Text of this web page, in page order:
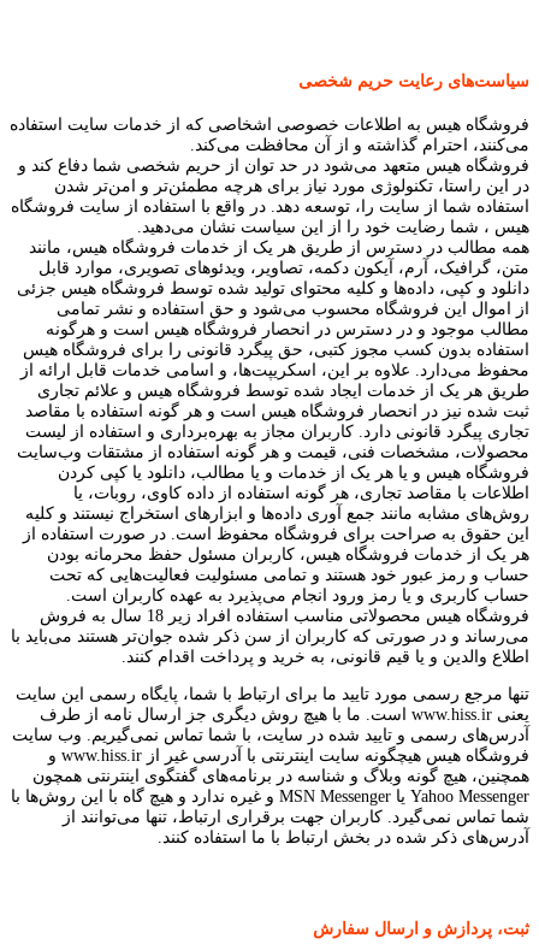
سیاست‏‌های رعایت حریم شخصی
فروشگاه هیس به اطلاعات خصوصی اشخاصى که از خدمات سایت استفاده
می‏‌کنند، احترام گذاشته و از آن محافظت می‏‌کند.
فروشگاه هیس متعهد می‏‌شود در حد توان از حریم شخصی شما دفاع کند و
در این راستا، تکنولوژی مورد نیاز برای هرچه مطمئن‏‌تر و امن‏‌تر شدن
استفاده شما از سایت را، توسعه دهد. در واقع با استفاده از سایت فروشگاه
هیس ، شما رضایت خود را از این سیاست نشان می‏‌دهید.
همه مطالب در دسترس از طریق هر یک از خدمات فروشگاه هیس، مانند
متن، گرافیک، آرم، آیکون دکمه، تصاویر، ویدئوهای تصویری، موارد قابل
دانلود و کپی، داده‌ها و کلیه محتوای تولید شده توسط فروشگاه هیس جزئی
از اموال این فروشگاه محسوب می‏‌شود و حق استفاده و نشر تمامی
مطالب موجود و در دسترس در انحصار فروشگاه هیس است و هرگونه
استفاده بدون کسب مجوز کتبی، حق پیگرد قانونی را برای فروشگاه هیس
محفوظ می‏‌دارد. علاوه بر این، اسکریپت‌ها، و اسامی خدمات قابل ارائه از
طریق هر یک از خدمات ایجاد شده توسط فروشگاه هیس و علائم تجاری
ثبت شده نیز در انحصار فروشگاه هیس است و هر گونه استفاده با مقاصد
تجاری پیگرد قانونی دارد. کاربران مجاز به بهره‌‏برداری و استفاده از لیست
محصولات، مشخصات فنی، قیمت و هر گونه استفاده از مشتقات وب‏‌سایت
فروشگاه هیس و یا هر یک از خدمات و یا مطالب، دانلود یا کپی کردن
اطلاعات با مقاصد تجاری، هر گونه استفاده از داده کاوی، روبات، یا
روش‌‏های مشابه مانند جمع آوری داده‌‏ها و ابزارهای استخراج نیستند و کلیه
این حقوق به صراحت برای فروشگاه محفوظ است. در صورت استفاده از
هر یک از خدمات فروشگاه هیس، کاربران مسئول حفظ محرمانه بودن
حساب و رمز عبور خود هستند و تمامی مسئولیت فعالیت‌‏هایی که تحت
حساب کاربری و یا رمز ورود انجام می‏‌پذیرد به عهده کاربران است.
فروشگاه هیس محصولاتی مناسب استفاده افراد زیر 18 سال به فروش
می‏‌رساند و در صورتی که کاربران از سن ذکر شده جوان‌‏تر هستند می‌‏باید با
اطلاع والدین و یا قیم قانونی، به خرید و پرداخت اقدام کنند.
تنها مرجع رسمی مورد تایید ما برای ارتباط با شما، پایگاه رسمی این سایت
یعنی www.hiss.ir است. ما با هیچ روش دیگری جز ارسال نامه از طرف
آدرس‏‌های رسمی و تایید شده در سایت، با شما تماس نمی‌‏گیریم. وب سایت
فروشگاه هیس هیچگونه سایت اینترنتی با آدرسی غیر از www.hiss.ir و
همچنین، هیچ گونه وبلاگ و شناسه در برنامه‏‌های گفتگوی اینترنتی همچون
Yahoo Messenger یا MSN Messenger و غیره ندارد و هیچ ‏گاه با این روش‏‌ها با
شما تماس نمی‏‌گیرد. کاربران جهت برقراری ارتباط، تنها می‏‌توانند از
آدرس‌‏های ذکر شده در بخش ارتباط با ما استفاده کنند.
ثبت، پردازش و ارسال سفارش